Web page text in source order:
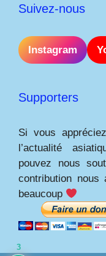
Suivez-nous
Instagram
Supporters
Si vous
l’actualité
pouvez nous
contribution
beaucoup
3